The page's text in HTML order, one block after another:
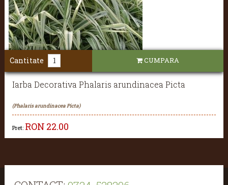
Iarba Decorativa Phalaris arundinacea Picta
(Phalaris arundinacea Picta)
Pret: RON 22.00
Cantitate CUMPARA